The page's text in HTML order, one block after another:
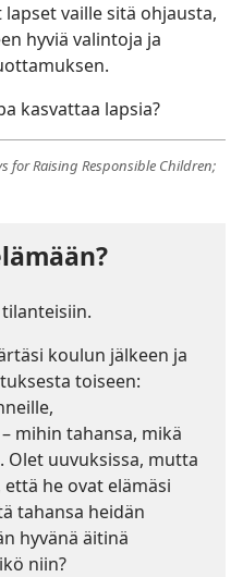
vaille sitä ohjausta,
hyviä valintoja ja
kasvattaa lapsia?
for Raising Responsible Children;
koulun jälkeen ja
toiseen:
mihin tahansa, mikä
Olet uuvuksissa, mutta
he ovat elämäsi
tahansa heidän
hyvänä äitinä
niin?